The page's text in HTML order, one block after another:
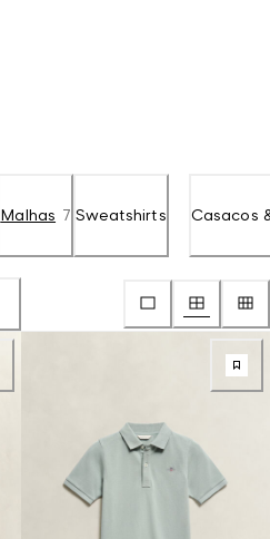
Malhas 7 Sweatshirts Casacos